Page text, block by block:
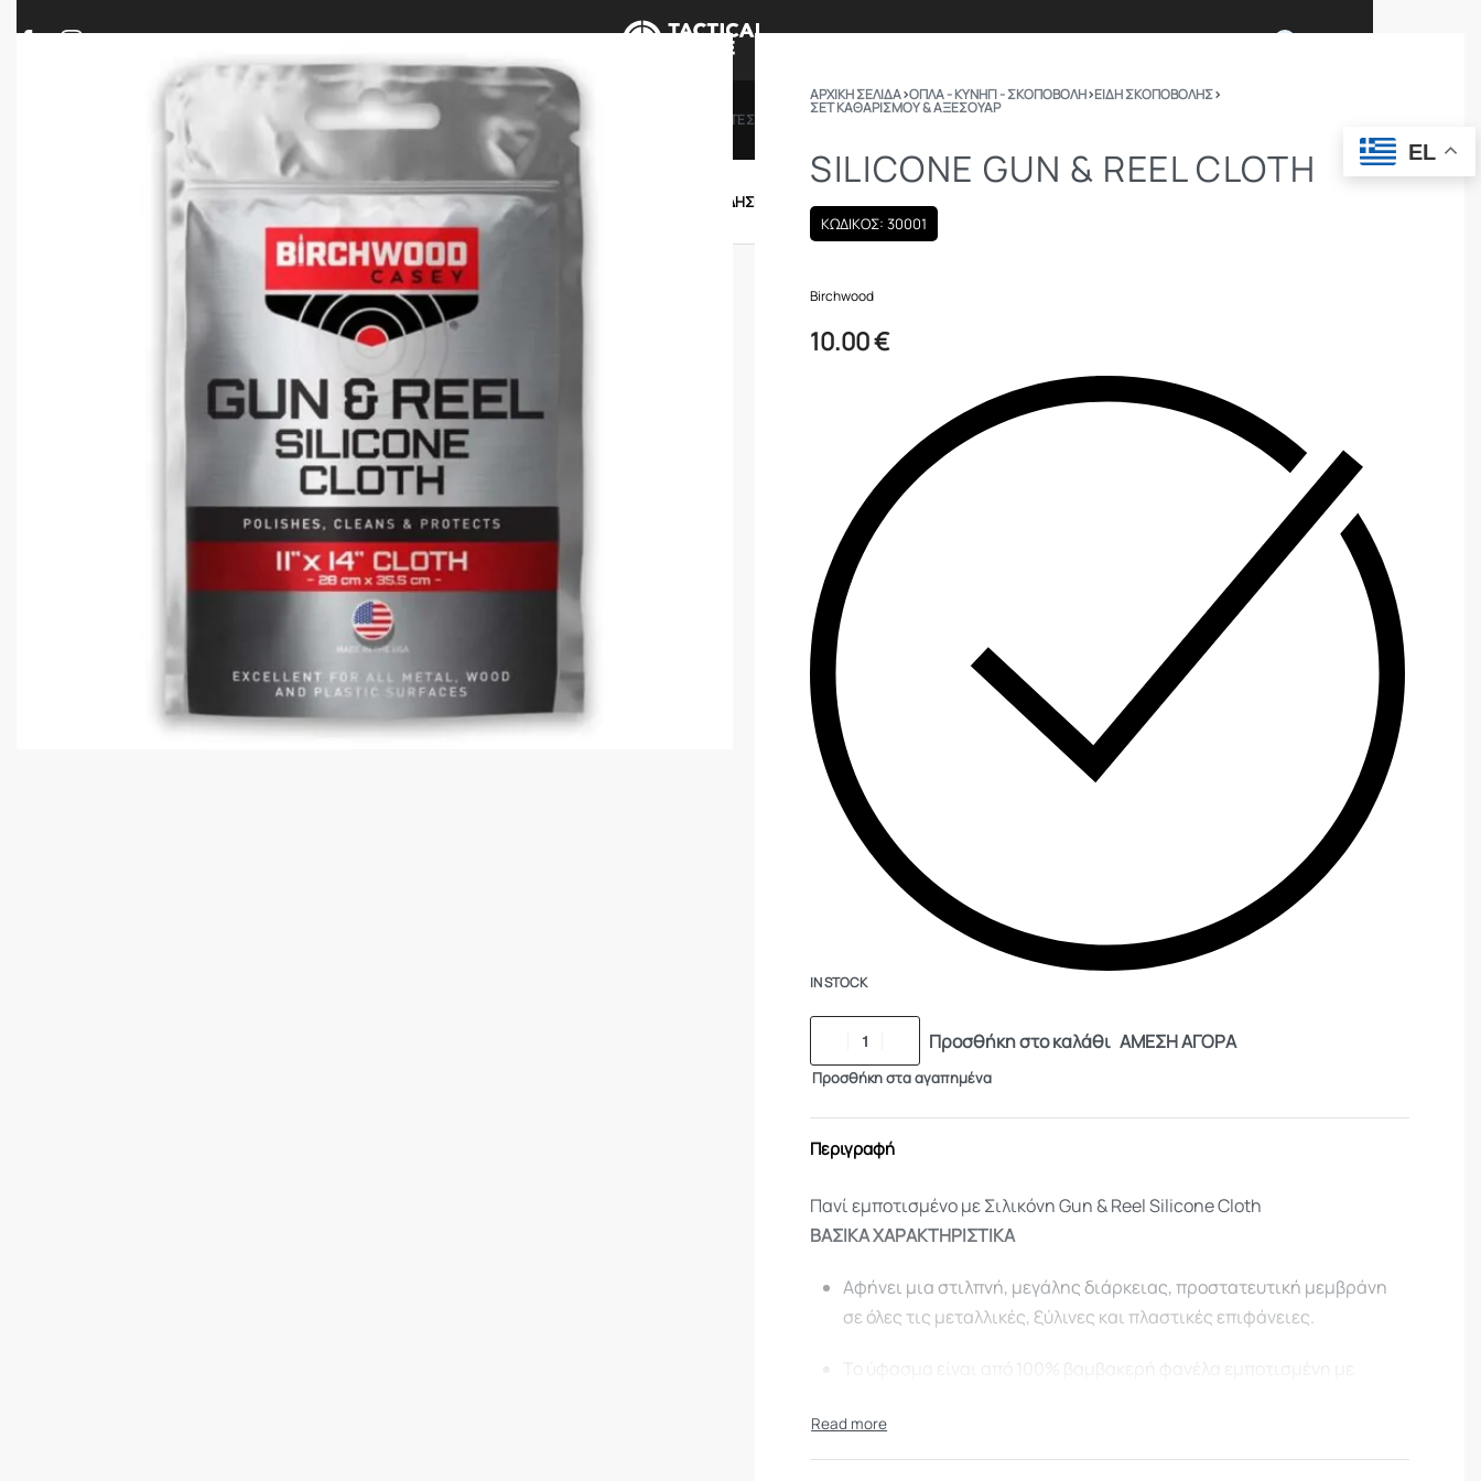
ΠΡΟΪΟΝΤΑ ΝΕΕΣ ΑΦΙΞΕΙΣ ΠΡΟΣΦΟΡΕΣ ΔΩΡΟΚΑΡΤΕΣ
ΟΠΛΑ – ΚΥΝΗΓΙ – ΣΚΟΠΟΒΟΛΗ ΑΕΡΟΒΟΛΑ – AIRSOFT ΕΝΔΥΣΗ – ΥΠΟΔΗΣΗ ΕΞΟΠΛΙΣΜΟΣ
ΑΡΧΙΚΉ ΣΕΛΊΔΑ›ΟΠΛΑ - ΚΥΝΗΓΙ - ΣΚΟΠΟΒΟΛΗ›ΕΙΔΗ ΣΚΟΠΟΒΟΛΗΣ›
ΣΕΤ ΚΑΘΑΡΙΣΜΟΎ & ΑΞΕΣΟΥΆΡ
SILICONE GUN & REEL CLOTH
ΚΩΔΙΚΟΣ: 30001
Birchwood
10.00€
IN STOCK
Προσθήκη στο καλάθι ΑΜΕΣΗ ΑΓΟΡΑ
Προσθήκη στα αγαπημένα
Περιγραφή
Πανί εμποτισμένο με Σιλικόνη Gun & Reel Silicone Cloth
ΒΑΣΙΚΑ ΧΑΡΑΚΤΗΡΙΣΤΙΚΑ
Αφήνει μια στιλπνή, μεγάλης διάρκειας, προστατευτική μεμβράνη
σε όλες τις μεταλλικές, ξύλινες και πλαστικές επιφάνειες.
Το ύφασμα είναι από 100% βαμβακερή φανέλα εμποτισμένη με
EL